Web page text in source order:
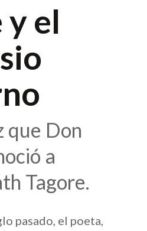
y el
que Don
a
Tagore.
pasado, el poeta,